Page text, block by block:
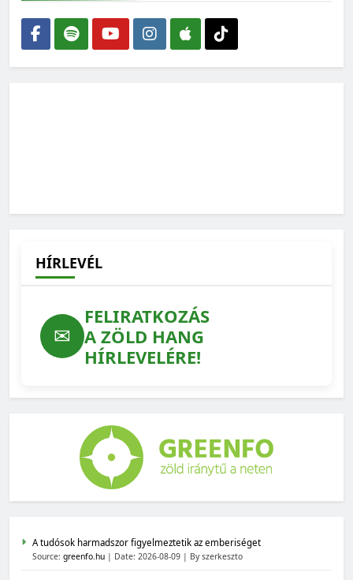
HÍRLEVÉL
✉
FELIRATKOZÁS
A ZÖLD HANG
HÍRLEVELÉRE!
A tudósok harmadszor figyelmeztetik az emberiséget
Source: greenfo.hu Date: 2026-08-09 By szerkeszto